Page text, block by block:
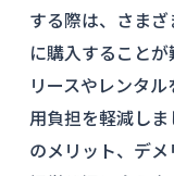
する際は、さま
に購入することが
リースやレンタ
用負担を軽減し
のメリット、デ